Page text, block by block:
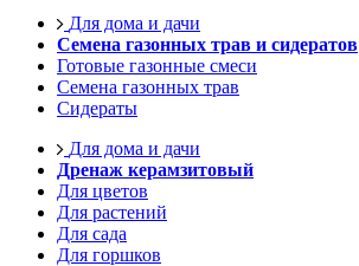
Для дома и дачи
Семена газонных трав и сидератов
Готовые газонные смеси
Семена газонных трав
Сидераты
Для дома и дачи
Дренаж керамзитовый
Для цветов
Для растений
Для сада
Для горшков